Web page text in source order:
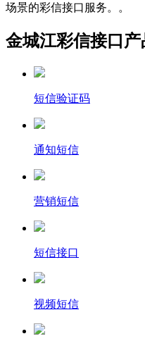
场景的彩信接口服务。。
金城江彩信接口产
短信验证码
通知短信
营销短信
短信接口
视频短信